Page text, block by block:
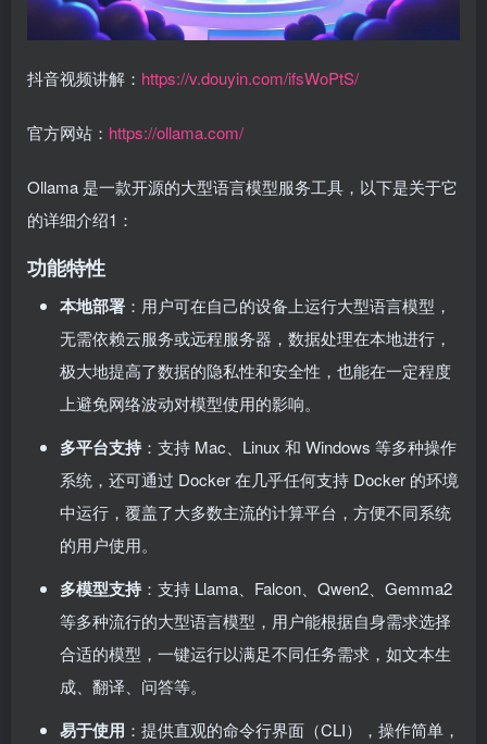
抖音视频讲解： https://v.douyin.com/ifsWoPtS/
官方网站： https://ollama.com/
Ollama 是一款开源的大型语言模型服务工具，以下是关于它
的详细介绍1 ：
功能特性
本地部署 ：用户可在自己的设备上运行大型语言模型，
无需依赖云服务或远程服务器，数据处理在本地进行，
极大地提高了数据的隐私性和安全性，也能在一定程度
上避免网络波动对模型使用的影响。
多平台支持：支持 Mac、Linux 和 Windows 等多种操作
系统，还可通过 Docker 在几乎任何支持 Docker 的环境
中运行，覆盖了大多数主流的计算平台，方便不同系统
的用户使用。
多模型支持：支持 Llama、Falcon、Qwen2、Gemma2
等多种流行的大型语言模型，用户能根据自身需求选择
合适的模型，一键运行以满足不同任务需求，如文本生
成、翻译、问答等。
易于使用 ：提供直观的命令行界面（CLI），操作简单，